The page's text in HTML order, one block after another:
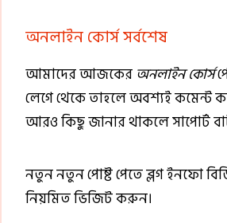
অনলাইন কোর্স সর্বশেষ
আমাদের আজকের অনলাইন কোর্স
লেগে থেকে তাহলে অবশ্যই কমেন্ট
আরও কিছু জানার থাকলে সাপোর্ট
নতুন নতুন পোষ্ট পেতে ব্লগ ইনফো
নিয়মিত ভিজিট করুন।